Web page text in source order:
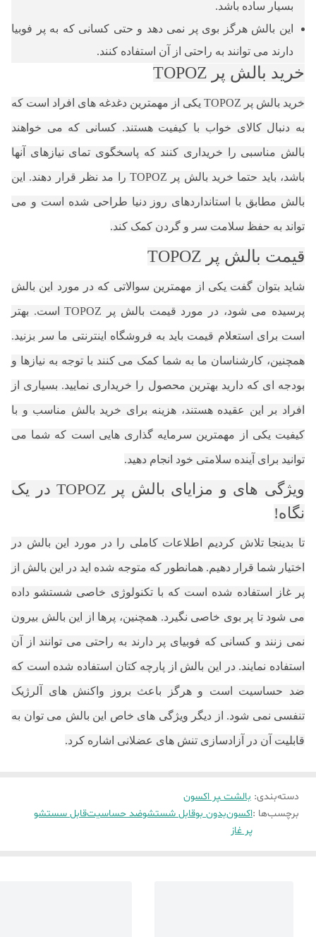
بسیار ساده باشد.
این بالش هرگز بوی پر نمی دهد و حتی کسانی که به پر فوبیا
دارند می توانند به راحتی از آن استفاده کنند.
خرید بالش پر TOPOZ
خرید بالش پر TOPOZ یکی از مهمترین دغدغه های افراد است که
به دنبال کالای خواب با کیفیت هستند. کسانی که می خواهند
بالش مناسبی را خریداری کنند که پاسخگوی تمای نیازهای آنها
باشد، باید حتما خرید بالش پر TOPOZ را مد نظر قرار دهند. این
بالش مطابق با استانداردهای روز دنیا طراحی شده است و می
تواند به حفظ سلامت سر و گردن کمک کند.
قیمت بالش پر TOPOZ
شاید بتوان گفت یکی از مهمترین سوالاتی که در مورد این بالش
پرسیده می شود، در مورد قیمت بالش پر TOPOZ است. بهتر
است برای استعلام قیمت باید به فروشگاه اینترنتی ما سر بزنید.
همچنین، کارشناسان ما به شما کمک می کنند با توجه به نیازها و
بودجه ای که دارید بهترین محصول را خریداری نمایید. بسیاری از
افراد بر این عقیده هستند، هزینه برای خرید بالش مناسب و با
کیفیت یکی از مهمترین سرمایه گذاری هایی است که شما می
توانید برای آینده سلامتی خود انجام دهید.
ویژگی های و مزایای بالش پر TOPOZ در یک
نگاه!
تا بدینجا تلاش کردیم اطلاعات کاملی را در مورد این بالش در
اختیار شما قرار دهیم. همانطور که متوجه شده اید در این بالش از
پر غاز استفاده شده است که با تکنولوژی خاصی شستشو داده
می شود تا پر بوی خاصی نگیرد. همچنین، پرها از این بالش بیرون
نمی زنند و کسانی که فوبیای پر دارند به راحتی می توانند از آن
استفاده نمایند. در این بالش از پارچه کتان استفاده شده است که
ضد حساسیت است و هرگز باعث بروز واکنش های آلرژیک
تنفسی نمی شود. از دیگر ویژگی های خاص این بالش می توان به
قابلیت آن در آزادسازی تنش های عضلانی اشاره کرد.
دسته‌بندی: بالشت ‍‍‍پر اکسون
برچسب‌ها :اکسونبدون بوقابل شستشوضد حساسیتقابل سستشو
پر غاز